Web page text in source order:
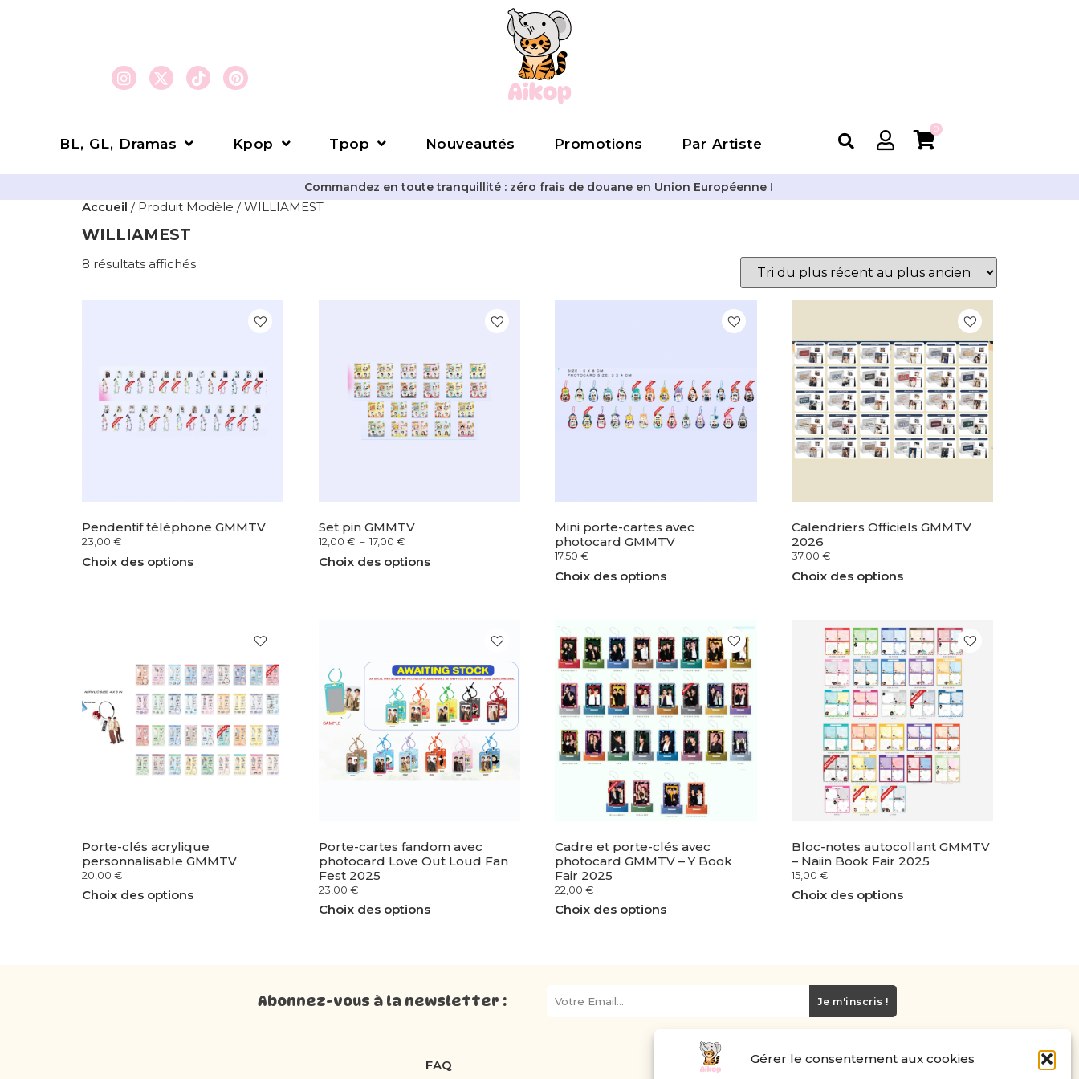
Gérer le consentement aux cookies
BL, GL, Dramas Kpop Tpop Nouveautés Promotions Par Artiste
0
Commandez en toute tranquillité : zéro frais de douane en Union Européenne !
Accueil / Produit Modèle / WILLIAMEST
WILLIAMEST
8 résultats affichés
Pendentif téléphone GMMTV
23,00 €
Choix des options
Set pin GMMTV
12,00 € – 17,00 €
Choix des options
Mini porte-cartes avec
photocard GMMTV
17,50€
Choix des options
Calendriers Officiels GMMTV
2026
37,00€
Choix des options
Porte-clés acrylique
personnalisable GMMTV
20,00 €
Choix des options
Porte-cartes fandom avec
photocard Love Out Loud Fan
Fest 2025
23,00 €
Choix des options
Cadre et porte-clés avec
photocard GMMTV – Y Book
Fair 2025
22,00€
Choix des options
Bloc-notes autocollant GMMTV
– Naiin Book Fair 2025
15,00€
Choix des options
Abonnez-vous à la newsletter : Je m'inscris !
FAQ Carte cadeau